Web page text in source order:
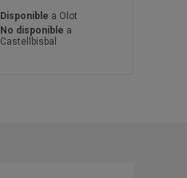
Disponible a Olot
No disponible a
Castellbisbal